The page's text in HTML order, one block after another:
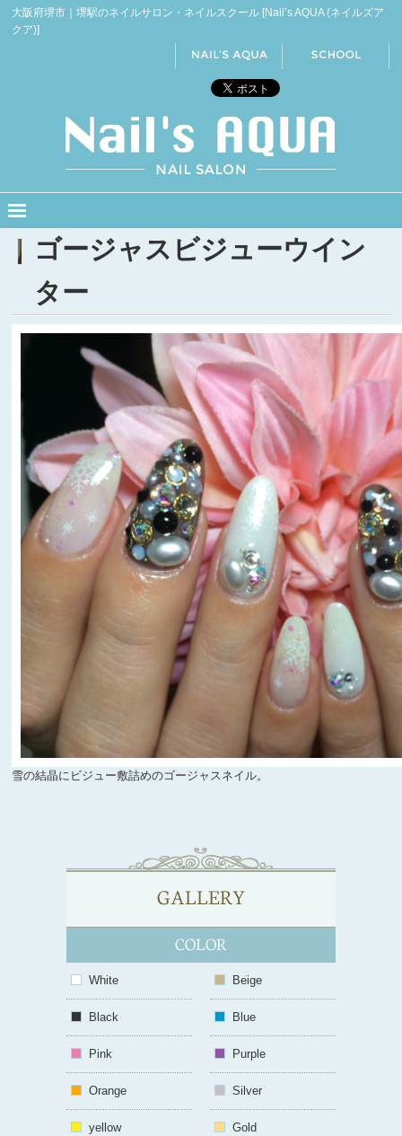
大阪府堺市｜堺駅のネイルサロン・ネイルスクール [Nail’s AQUA (ネイルズア
クア)]
ゴージャスビジューウイン
ター
雪の結晶にビジュー敷詰めのゴージャスネイル。
White
Black
Pink
Orange
yellow
Beige
Blue
Purple
Silver
Gold